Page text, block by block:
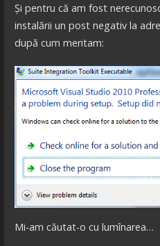
Și pentru că am fost
instalării un post negativ la
după cum meritam:
Mi-am căutat-o cu lumînarea…